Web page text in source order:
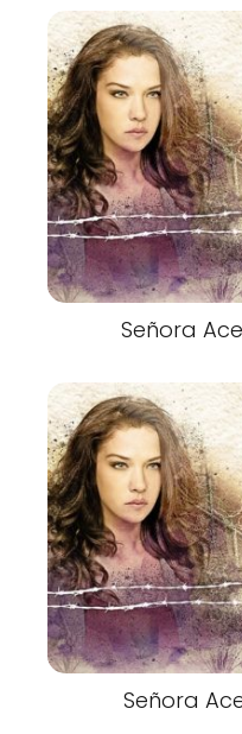
Señora
Señora